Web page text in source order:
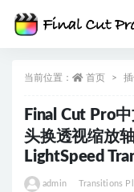
当前位置： 首页
Final Cut Pro
头换透视缩放
LightSpeed
admin Transitions